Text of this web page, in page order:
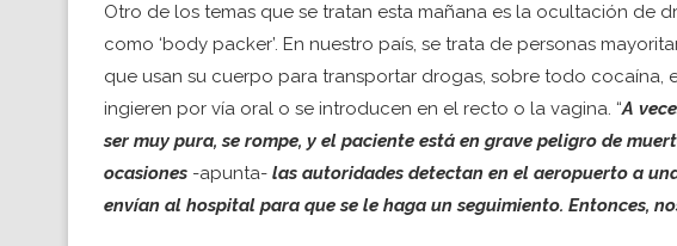
Otro de los temas que se tratan esta mañana es la ocultación de
como ‘body packer’. En nuestro país, se trata de personas
que usan su cuerpo para transportar drogas, sobre todo cocaína,
ingieren por vía oral o se introducen en el recto o la vagina. “A
ser muy pura, se rompe, y el paciente está en grave peligro de
ocasiones -apunta- las autoridades detectan en el aeropuerto a
envían al hospital para que se le haga un seguimiento. Entonces,